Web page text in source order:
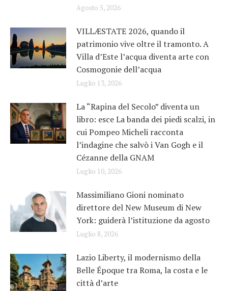
Agosto 5, 2026
VILLÆSTATE 2026, quando il
patrimonio vive oltre il tramonto. A
Villa d’Este l’acqua diventa arte con
Cosmogonie dell’acqua
Luglio 13, 2026
La “Rapina del Secolo” diventa un
libro: esce La banda dei piedi scalzi, in
cui Pompeo Micheli racconta
l’indagine che salvò i Van Gogh e il
Cézanne della GNAM
Luglio 10, 2026
Massimiliano Gioni nominato
direttore del New Museum di New
York: guiderà l’istituzione da agosto
Luglio 8, 2026
Lazio Liberty, il modernismo della
Belle Époque tra Roma, la costa e le
città d’arte